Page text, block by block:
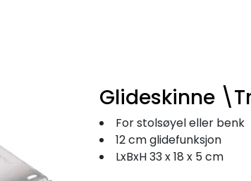
Glideskinne
For stolsøyel eller benk
12 cm glidefunksjon
LxBxH 33 x 18 x 5 cm